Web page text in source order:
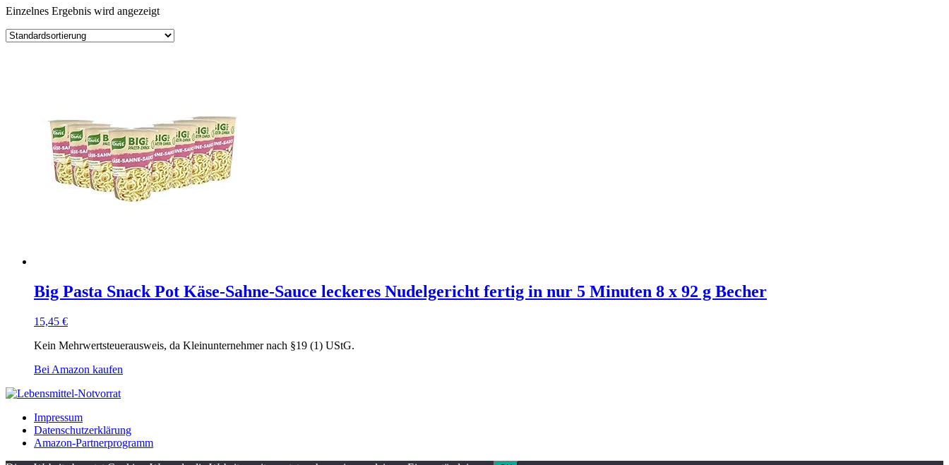
Einzelnes Ergebnis wird angezeigt
Big Pasta Snack Pot Käse-Sahne-Sauce leckeres Nudelgericht fertig in nur 5 Minuten 8 x 92 g Becher
15,45 €
Kein Mehrwertsteuerausweis, da Kleinunternehmer nach §19 (1) UStG.
Bei Amazon kaufen
Impressum
Datenschutzerklärung
Amazon-Partnerprogramm